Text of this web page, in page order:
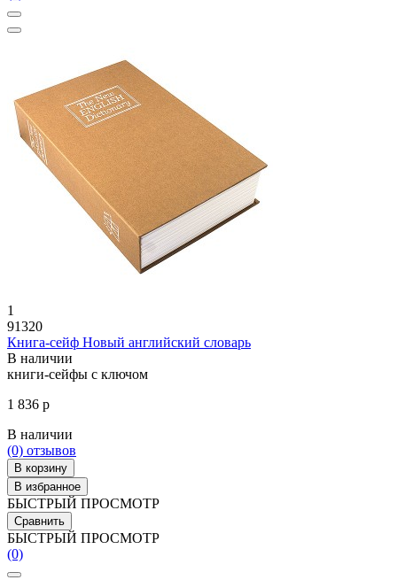
1
91320
Книга-сейф Новый английский словарь
В наличии
книги-сейфы с ключом
1 836 р
В наличии
(0) отзывов
В корзину
В избранное
БЫСТРЫЙ ПРОСМОТР
Сравнить
БЫСТРЫЙ ПРОСМОТР
(0)